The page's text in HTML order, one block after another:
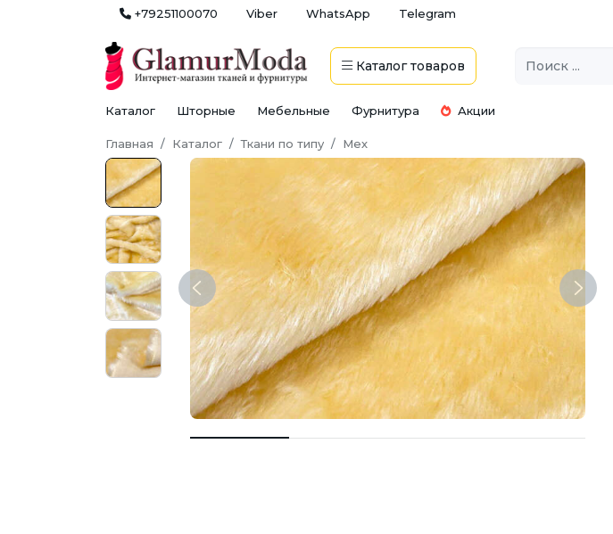
+79251100070 Viber WhatsApp Telegram
Каталог товаров
Каталог Шторные Мебельные Фурнитура Акции
Главная Каталог Ткани по типу Мех
Previous Next